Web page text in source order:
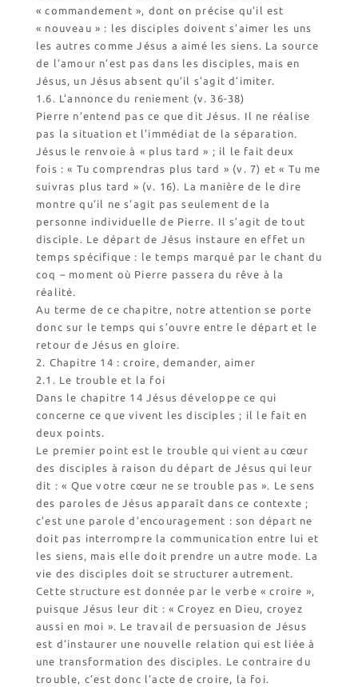
« commandement », dont on précise qu’il est
« nouveau » : les disciples doivent s’aimer les uns
les autres comme Jésus a aimé les siens. La source
de l’amour n’est pas dans les disciples, mais en
Jésus, un Jésus absent qu’il s’agit d’imiter.
1.6. L’annonce du reniement (v. 36-38)
Pierre n’entend pas ce que dit Jésus. Il ne réalise
pas la situation et l’immédiat de la séparation.
Jésus le renvoie à « plus tard » ; il le fait deux
fois : « Tu comprendras plus tard » (v. 7) et « Tu me
suivras plus tard » (v. 16). La manière de le dire
montre qu’il ne s’agit pas seulement de la
personne individuelle de Pierre. Il s’agit de tout
disciple. Le départ de Jésus instaure en effet un
temps spécifique : le temps marqué par le chant du
coq – moment où Pierre passera du rêve à la
réalité.
Au terme de ce chapitre, notre attention se porte
donc sur le temps qui s’ouvre entre le départ et le
retour de Jésus en gloire.
2. Chapitre 14 : croire, demander, aimer
2.1. Le trouble et la foi
Dans le chapitre 14 Jésus développe ce qui
concerne ce que vivent les disciples ; il le fait en
deux points.
Le premier point est le trouble qui vient au cœur
des disciples à raison du départ de Jésus qui leur
dit : « Que votre cœur ne se trouble pas ». Le sens
des paroles de Jésus apparaît dans ce contexte ;
c’est une parole d’encouragement : son départ ne
doit pas interrompre la communication entre lui et
les siens, mais elle doit prendre un autre mode. La
vie des disciples doit se structurer autrement.
Cette structure est donnée par le verbe « croire »,
puisque Jésus leur dit : « Croyez en Dieu, croyez
aussi en moi ». Le travail de persuasion de Jésus
est d’instaurer une nouvelle relation qui est liée à
une transformation des disciples. Le contraire du
trouble, c’est donc l’acte de croire, la foi.